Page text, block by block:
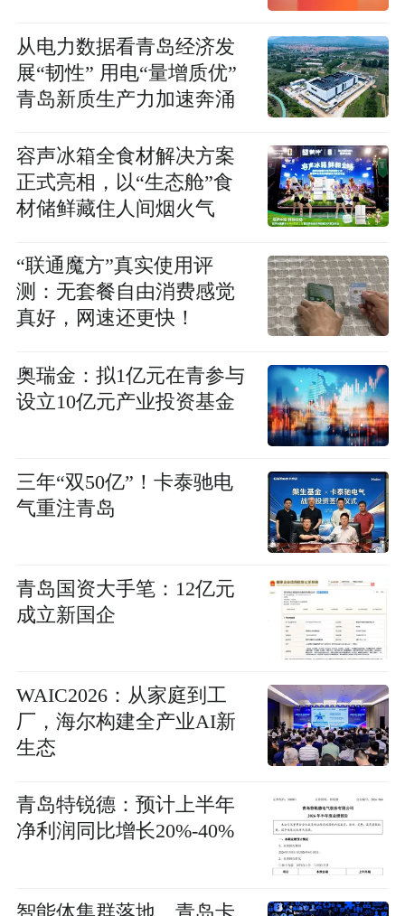
从电力数据看青岛经济发
展“韧性” 用电“量增质优”
青岛新质生产力加速奔涌
容声冰箱全食材解决方案
正式亮相，以“生态舱”食
材储鲜藏住人间烟火气
“联通魔方”真实使用评
测：无套餐自由消费感觉
真好，网速还更快！
奥瑞金：拟1亿元在青参与
设立10亿元产业投资基金
三年“双50亿”！卡泰驰电
气重注青岛
青岛国资大手笔：12亿元
成立新国企
WAIC2026：从家庭到工
厂，海尔构建全产业AI新
生态
青岛特锐德：预计上半年
净利润同比增长20%-40%